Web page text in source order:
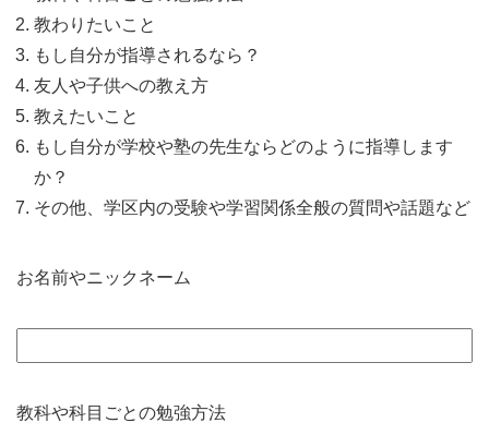
教わりたいこと
もし自分が指導されるなら？
友人や子供への教え方
教えたいこと
もし自分が学校や塾の先生ならどのように指導します
か？
その他、学区内の受験や学習関係全般の質問や話題など
お名前やニックネーム
教科や科目ごとの勉強方法